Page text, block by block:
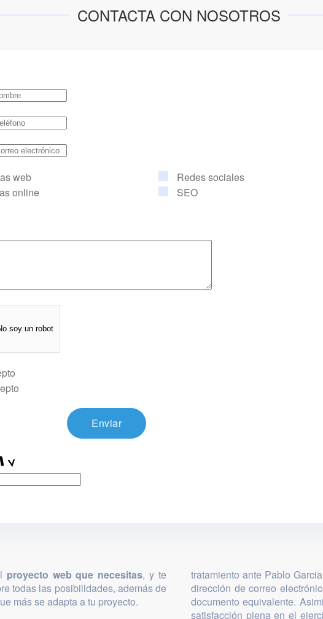
CONTACTA CON NOSOTROS
web
online
Redes sociales
SEO
soy un robot
Enviar
proyecto web que necesitas, y te
todas las posibilidades, además de
más se adapta a tu proyecto.
tratamiento ante Pablo
dirección de correo
documento equivalente.
satisfacción plena en el